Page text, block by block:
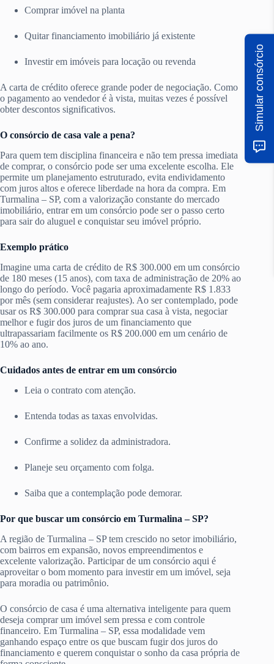
Comprar imóvel na planta
Quitar financiamento imobiliário já existente
Investir em imóveis para locação ou revenda
A carta de crédito oferece grande poder de negociação. Como
o pagamento ao vendedor é à vista, muitas vezes é possível
obter descontos significativos.
O consórcio de casa vale a pena?
Para quem tem disciplina financeira e não tem pressa imediata
de comprar, o consórcio pode ser uma excelente escolha. Ele
permite um planejamento estruturado, evita endividamento
com juros altos e oferece liberdade na hora da compra. Em
Turmalina – SP, com a valorização constante do mercado
imobiliário, entrar em um consórcio pode ser o passo certo
para sair do aluguel e conquistar seu imóvel próprio.
Exemplo prático
Imagine uma carta de crédito de R$ 300.000 em um consórcio
de 180 meses (15 anos), com taxa de administração de 20% ao
longo do período. Você pagaria aproximadamente R$ 1.833
por mês (sem considerar reajustes). Ao ser contemplado, pode
usar os R$ 300.000 para comprar sua casa à vista, negociar
melhor e fugir dos juros de um financiamento que
ultrapassariam facilmente os R$ 200.000 em um cenário de
10% ao ano.
Cuidados antes de entrar em um consórcio
Leia o contrato com atenção.
Entenda todas as taxas envolvidas.
Confirme a solidez da administradora.
Planeje seu orçamento com folga.
Saiba que a contemplação pode demorar.
Por que buscar um consórcio em Turmalina – SP?
A região de Turmalina – SP tem crescido no setor imobiliário,
com bairros em expansão, novos empreendimentos e
excelente valorização. Participar de um consórcio aqui é
aproveitar o bom momento para investir em um imóvel, seja
para moradia ou patrimônio.
O consórcio de casa é uma alternativa inteligente para quem
deseja comprar um imóvel sem pressa e com controle
financeiro. Em Turmalina – SP, essa modalidade vem
ganhando espaço entre os que buscam fugir dos juros do
financiamento e querem conquistar o sonho da casa própria de
Simular consórcio